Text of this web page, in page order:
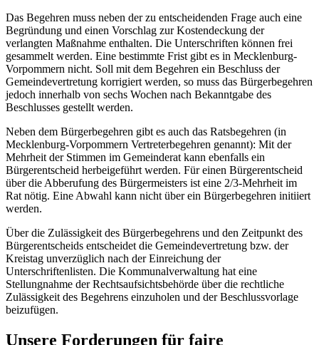
Das Begehren muss neben der zu entscheidenden Frage auch eine
Begründung und einen Vorschlag zur Kostendeckung der
verlangten Maßnahme enthalten. Die Unterschriften können frei
gesammelt werden. Eine bestimmte Frist gibt es in Mecklenburg-
Vorpommern nicht. Soll mit dem Begehren ein Beschluss der
Gemeindevertretung korrigiert werden, so muss das Bürgerbegehren
jedoch innerhalb von sechs Wochen nach Bekanntgabe des
Beschlusses gestellt werden.
Neben dem Bürgerbegehren gibt es auch das Ratsbegehren (in
Mecklenburg-Vorpommern Vertreterbegehren genannt): Mit der
Mehrheit der Stimmen im Gemeinderat kann ebenfalls ein
Bürgerentscheid herbeigeführt werden. Für einen Bürgerentscheid
über die Abberufung des Bürgermeisters ist eine 2/3-Mehrheit im
Rat nötig. Eine Abwahl kann nicht über ein Bürgerbegehren initiiert
werden.
Über die Zulässigkeit des Bürgerbegehrens und den Zeitpunkt des
Bürgerentscheids entscheidet die Gemeindevertretung bzw. der
Kreistag unverzüglich nach der Einreichung der
Unterschriftenlisten. Die Kommunalverwaltung hat eine
Stellungnahme der Rechtsaufsichtsbehörde über die rechtliche
Zulässigkeit des Begehrens einzuholen und der Beschlussvorlage
beizufügen.
Unsere Forderungen für faire